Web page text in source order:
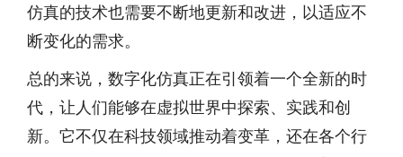
仿真的技术也需要不断地更新和改进，以适应不
断变化的需求。
总的来说，数字化仿真正在引领着一个全新的时
代，让人们能够在虚拟世界中探索、实践和创
新。它不仅在科技领域推动着变革，还在各个行